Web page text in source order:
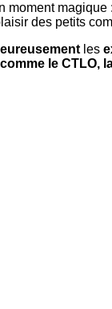
moment magique
des petits
les
le CTLO,